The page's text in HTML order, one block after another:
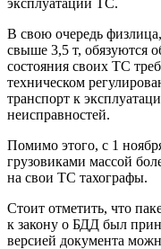
эксплуатации ТС.
В свою очередь
свыше 3,5 т, обязуются
состояния своих ТС
техническом
транспорт к
неисправностей.
Помимо этого, с 1
грузовиками массой
на свои ТС тахографы.
Стоит отметить, что
к закону о БДД был
версией документа